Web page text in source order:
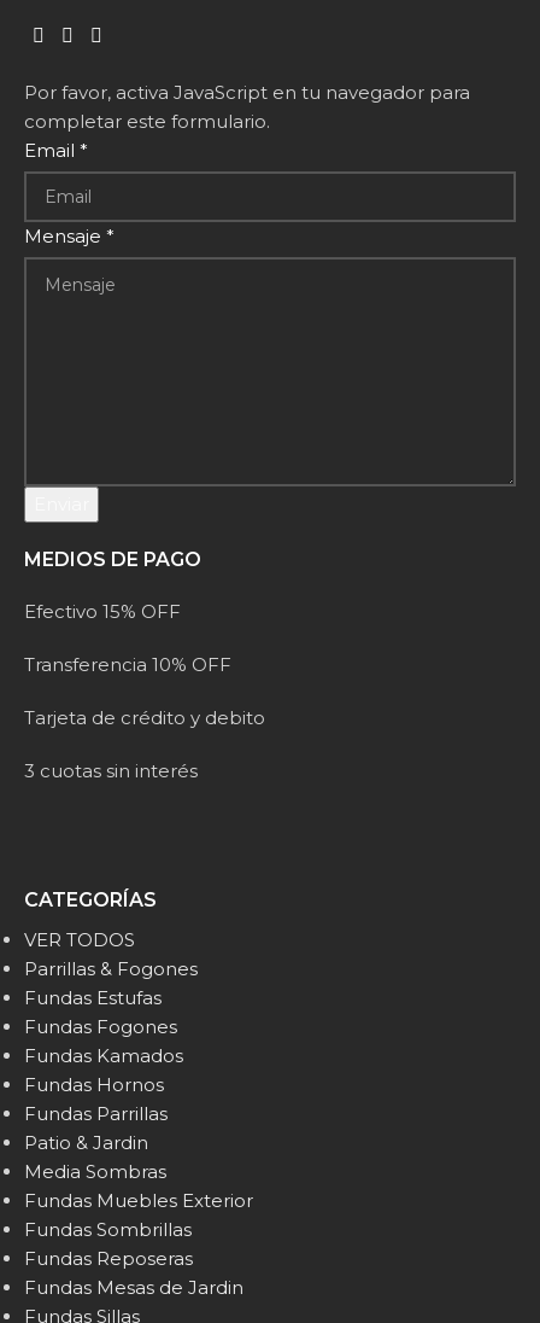
Por favor, activa JavaScript en tu navegador para
completar este formulario.
Email *
Mensaje *
MEDIOS DE PAGO
Efectivo 15% OFF
Transferencia 10% OFF
Tarjeta de crédito y debito
3 cuotas sin interés
CATEGORÍAS
VER TODOS
Parrillas & Fogones
Fundas Estufas
Fundas Fogones
Fundas Kamados
Fundas Hornos
Fundas Parrillas
Patio & Jardin
Media Sombras
Fundas Muebles Exterior
Fundas Sombrillas
Fundas Reposeras
Fundas Mesas de Jardin
Fundas Sillas